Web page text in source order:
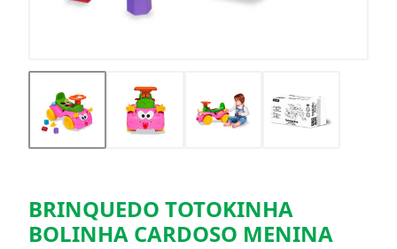
BRINQUEDO TOTOKINHA
BOLINHA CARDOSO MENINA